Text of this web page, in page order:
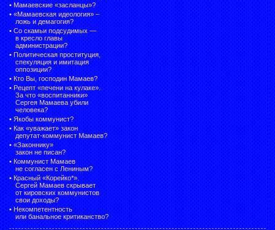
• Мамаевские «засланцы»?
• «Мамаевская идеология» –
ложь и демагогия?
• Со скамьи подсудимых —
в кресло главы
администрации?
• Политическая проституция,
спекуляция и имитация
оппозиции?
• Кто Вы, господин Мамаев?
• Рецепт «печени на кулаке».
За что «воспитанники»
Сергея Мамаева убили
человека?
• Якобы коммунист?
• Как «уважает» закон
депутат-коммунист Мамаев?
• «Законнику»
закон не писан?
• Коммунист Мамаев
не согласен с Лениным?
• Красный «Корейко*».
Сергей Мамаев скрывает
от кировских коммунистов
свои доходы?
• Некомпетентность
или банальное критиканство?